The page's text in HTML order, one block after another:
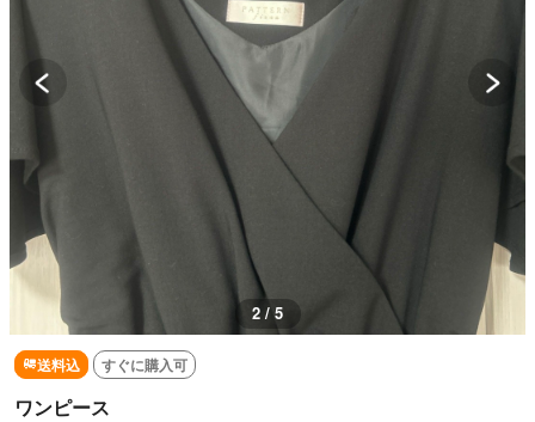
2 / 5
送料込 すぐに購入可
ワンピース